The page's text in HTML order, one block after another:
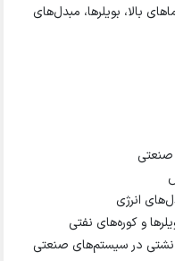
بالا، بویلرها، مبدل‌های
انرژی
و کوره‌های نفتی
نشتی در سیستم‌های صنعتی